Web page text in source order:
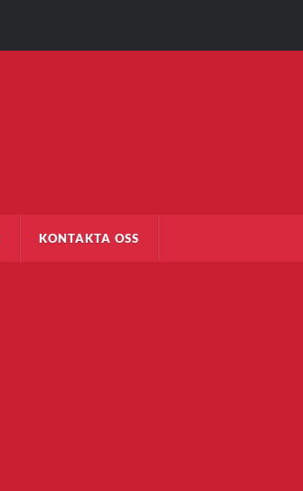
KONTAKTA OSS